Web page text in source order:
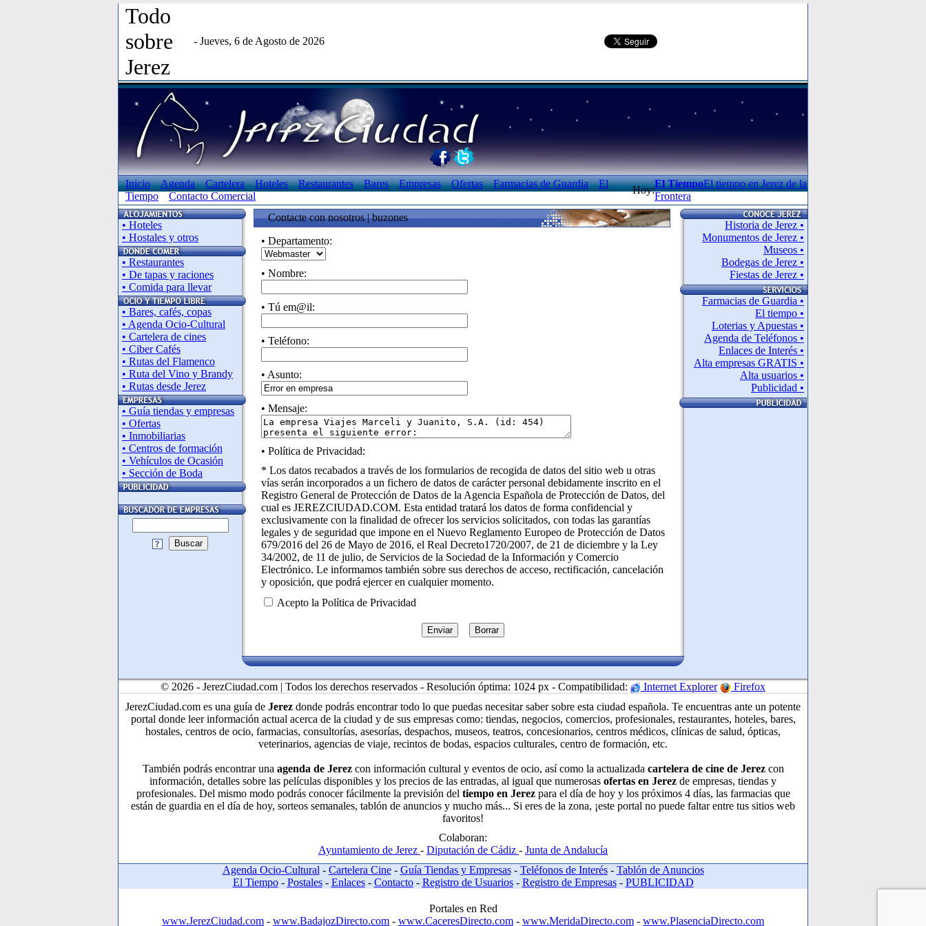
Todo
sobre
Jerez
- Jueves, 6 de Agosto de 2026
Inicio Agenda Cartelera Hoteles Restaurantes Bares Empresas Ofertas Farmacias de Guardia
El
Tiempo
Contacto Comercial
Hoy:
El TiempoEl tiempo en Jerez de la
Frontera
• Hoteles
• Hostales y otros
• Restaurantes
• De tapas y raciones
• Comida para llevar
• Bares, cafés, copas
• Agenda Ocio-Cultural
• Cartelera de cines
• Ciber Cafés
• Rutas del Flamenco
• Ruta del Vino y Brandy
• Rutas desde Jerez
• Guía tiendas y empresas
• Ofertas
• Inmobiliarias
• Centros de formación
• Vehículos de Ocasión
• Sección de Boda
Buscar
Contacte con nosotros | buzones
• Departamento:
• Nombre:
• Tú em@il:
• Teléfono:
• Asunto:
• Mensaje:
• Política de Privacidad:
* Los datos recabados a través de los formularios de recogida de datos del sitio web u otras
vías serán incorporados a un fichero de datos de carácter personal debidamente inscrito en el
Registro General de Protección de Datos de la Agencia Española de Protección de Datos, del
cual es JEREZCIUDAD.COM. Esta entidad tratará los datos de forma confidencial y
exclusivamente con la finalidad de ofrecer los servicios solicitados, con todas las garantías
legales y de seguridad que impone en el Nuevo Reglamento Europeo de Protección de Datos
679/2016 del 26 de Mayo de 2016, el Real Decreto1720/2007, de 21 de diciembre y la Ley
34/2002, de 11 de julio, de Servicios de la Sociedad de la Información y Comercio
Electrónico. Le informamos también sobre sus derechos de acceso, rectificación, cancelación
y oposición, que podrá ejercer en cualquier momento.
Acepto la Política de Privacidad
Historia de Jerez •
Monumentos de Jerez •
Museos •
Bodegas de Jerez •
Fiestas de Jerez •
Farmacias de Guardia •
El tiempo •
Loterias y Apuestas •
Agenda de Teléfonos •
Enlaces de Interés •
Alta empresas GRATIS •
Alta usuarios •
Publicidad •
© 2026 - JerezCiudad.com | Todos los derechos reservados - Resolución óptima: 1024 px - Compatibilidad: Internet Explorer
Firefox
JerezCiudad.com es una guía de Jerez donde podrás encontrar todo lo que puedas necesitar saber sobre esta ciudad española. Te encuentras ante un potente
portal donde leer información actual acerca de la ciudad y de sus empresas como: tiendas, negocios, comercios, profesionales, restaurantes, hoteles, bares,
hostales, centros de ocio, farmacias, consultorías, asesorías, despachos, museos, teatros, concesionarios, centros médicos, clínicas de salud, ópticas,
veterinarios, agencias de viaje, recintos de bodas, espacios culturales, centro de formación, etc.
También podrás encontrar una agenda de Jerezcon información cultural y eventos de ocio, así como la actualizada cartelera de cine de Jerezcon
información, detalles sobre las películas disponibles y los precios de las entradas, al igual que numerosas ofertas en Jerez de empresas, tiendas y
profesionales. Del mismo modo podrás conocer fácilmente la previsión del tiempo en Jerezpara el día de hoy y los próximos 4 días, las farmacias que
están de guardia en el día de hoy, sorteos semanales, tablón de anuncios y mucho más... Si eres de la zona, ¡este portal no puede faltar entre tus sitios web
favoritos!
Colaboran:
Ayuntamiento de Jerez - Diputación de Cádiz - Junta de Andalucía
Agenda Ocio-Cultural - Cartelera Cine- Guía Tiendas y Empresas- Teléfonos de Interés- Tablón de Anuncios
El Tiempo- Postales- Enlaces- Contacto- Registro de Usuarios- Registro de Empresas- PUBLICIDAD
Portales en Red
www.JerezCiudad.com - www.BadajozDirecto.com - www.CaceresDirecto.com - www.MeridaDirecto.com - www.PlasenciaDirecto.com